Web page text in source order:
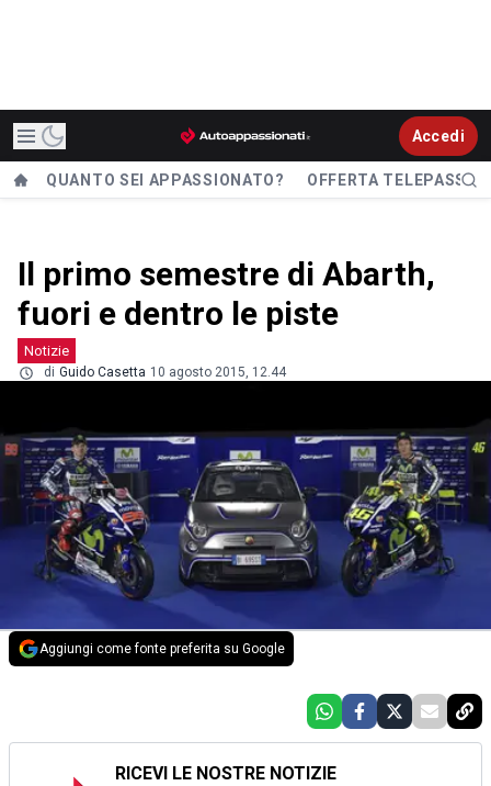
Accedi
QUANTO SEI APPASSIONATO? OFFERTA TELEPASS
Il primo semestre di Abarth,
fuori e dentro le piste
Notizie
di Guido Casetta 10 agosto 2015, 12.44
Aggiungi come fonte preferita su Google
RICEVI LE NOSTRE NOTIZIE